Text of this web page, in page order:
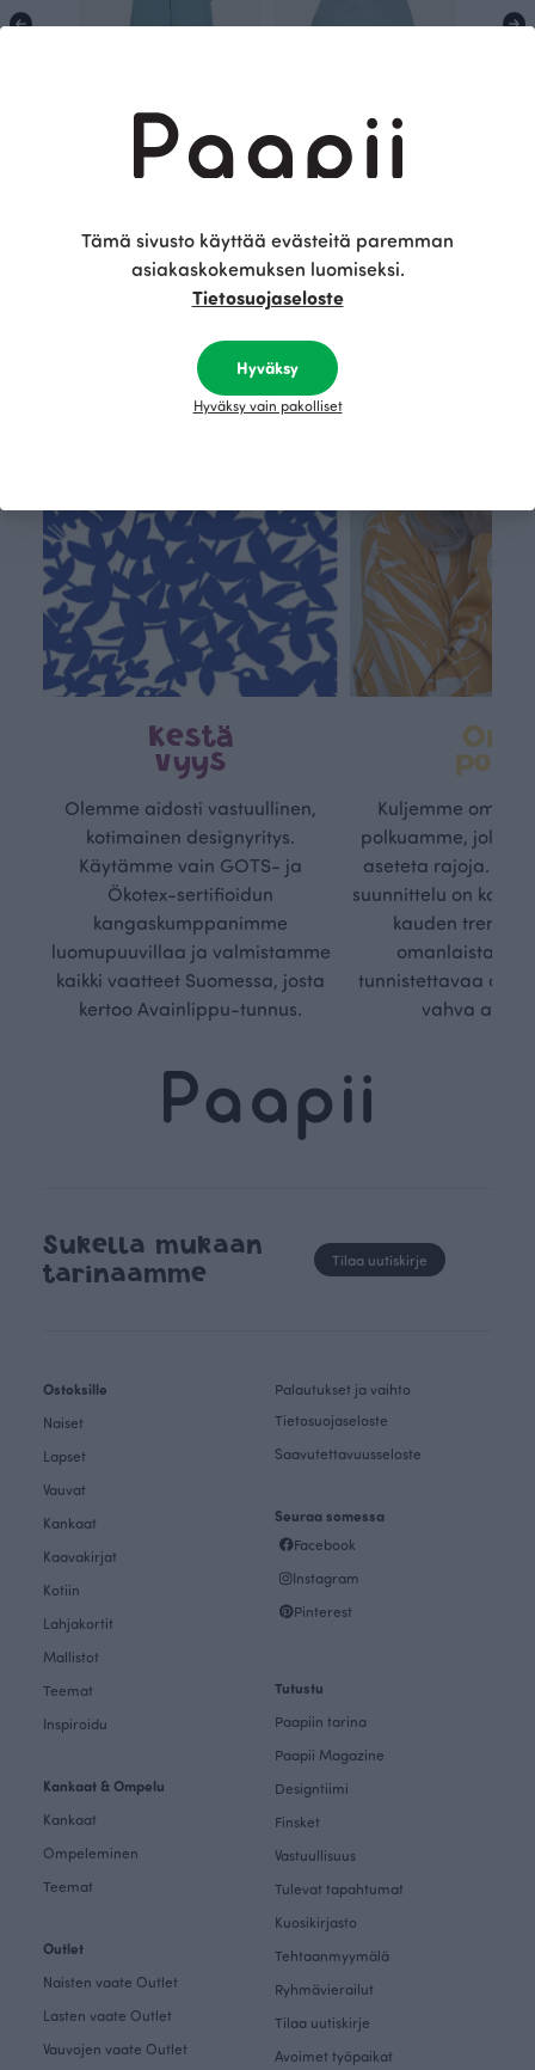
PINJA housut, lähde
PUUVILLAPIPO, lähde
Tämä on Paapii
Kestä
vyys
Olemme aidosti vastuullinen,
kotimainen designyritys.
Käytämme vain GOTS- ja
Ökotex-sertifioidun
kangaskumppanimme
luomupuuvillaa ja valmistamme
kaikki vaatteet Suomessa, josta
kertoo Avainlippu-tunnus.
Oma
Kuljemme omaa,
polkuamme, jolla
aseteta rajoja.
suunnittelu on
kauden
omanlaista,
tunnistettavaa
vahva
Sukella mukaan
tarinaamme
Tilaa uutiskirje
Ostoksille
Naiset
Lapset
Vauvat
Kankaat
Kaavakirjat
Kotiin
Lahjakortit
Mallistot
Teemat
Inspiroidu
Kankaat & Ompelu
Kankaat
Ompeleminen
Teemat
Outlet
Naisten vaate Outlet
Lasten vaate Outlet
Vauvojen vaate Outlet
Palautukset ja vaihto
Tietosuojaseloste
Saavutettavuusseloste
Seuraa somessa
Facebook
Instagram
Pinterest
Tutustu
Paapiin tarina
Paapii Magazine
Designtiimi
Finsket
Vastuullisuus
Tulevat tapahtumat
Kuosikirjasto
Tehtaanmyymälä
Ryhmävierailut
Tilaa uutiskirje
Avoimet työpaikat
Tämä sivusto käyttää evästeitä paremman
asiakaskokemuksen luomiseksi.
Tietosuojaseloste
Hyväksy
Hyväksy vain pakolliset